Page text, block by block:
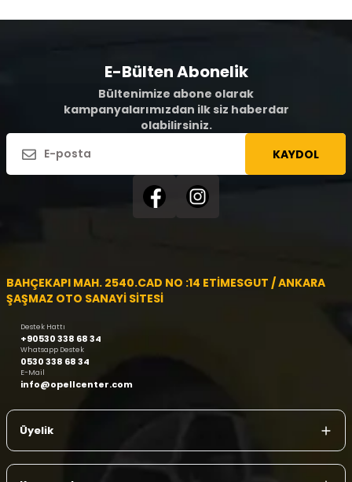
E-Bülten Abonelik
Bültenimize abone olarak
kampanyalarımızdan ilk siz haberdar
olabilirsiniz.
KAYDOL
BAHÇEKAPI MAH. 2540.CAD NO :14 ETİMESGUT / ANKARA
ŞAŞMAZ OTO SANAYİ SİTESİ
Destek Hattı
+90530 338 68 34
Whatsapp Destek
0530 338 68 34
E-Mail
info@opellcenter.com
Üyelik